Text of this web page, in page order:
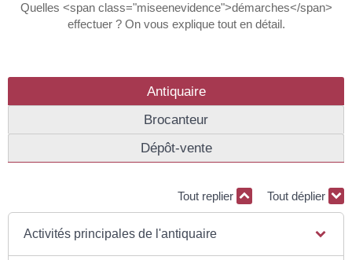
Quelles <span class="miseenevidence">démarches</span>
effectuer ? On vous explique tout en détail.
Antiquaire
Brocanteur
Dépôt-vente
Tout replier Tout déplier
Activités principales de l'antiquaire